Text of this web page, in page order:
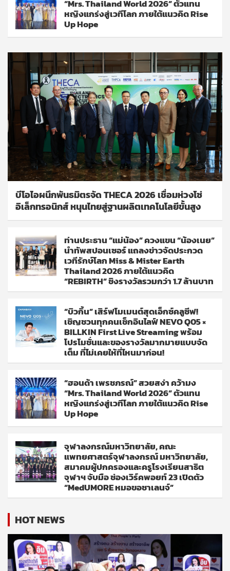
“Mrs. Thailand World 2026” ตัวแทน
หญิงแกร่งสู่เวทีโลก ภายใต้แนวคิด Rise
Up Hope
บีโอไอผนึกพันธมิตรจัด THECA 2026 เชื่อมห่วงโซ่
อิเล็กทรอนิกส์ หนุนไทยสู่ฐานผลิตเทคโนโลยีขั้นสูง
ท่านประธาน “แม่น้อง” ควงแขน “น้องเนย”
นำทัพสปอนเซอร์ แถลงข่าวจัดประกวด
เวทีรักษ์โลก Miss & Mister Earth
Thailand 2026 ภายใต้แนวคิด
“REBIRTH” ชิงรางวัลรวมกว่า 1.7 ล้านบาท
“บิวกิ้น” เสิร์ฟโมเมนต์สุดเอ็กซ์คลูซีฟ!
เชิญชวนทุกคนเช็กอินไลฟ์ NEVO Q05 ×
BILLKIN First Live Streaming พร้อม
โปรโมชั่นและของรางวัลมากมายแบบจัด
เต็ม ที่ไม่เคยให้ที่ไหนมาก่อน!
“ฮอนด้า เพรชภรณ์” สวยสง่า คว้ามง
“Mrs. Thailand World 2026” ตัวแทน
หญิงแกร่งสู่เวทีโลก ภายใต้แนวคิด Rise
Up Hope
จุฬาลงกรณ์มหาวิทยาลัย, คณะ
แพทยศาสตร์จุฬาลงกรณ์ มหาวิทยาลัย,
สมาคมผู้ปกครองและครูโรงเรียนสาธิต
จุฬาฯ จับมือ ช่องเวิร์คพอยท์ 23 เปิดตัว
“MedUMORE หมอขอชาเลนจ์”
HOT NEWS